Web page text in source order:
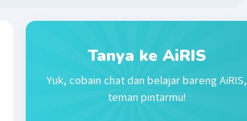
Tanya ke AiRIS
Yuk, cobain chat dan belajar bareng AiRIS,
teman pintarmu!